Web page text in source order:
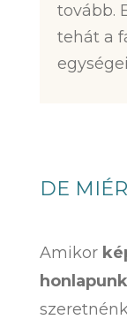
tovább.
tehát a
DE
Amikor